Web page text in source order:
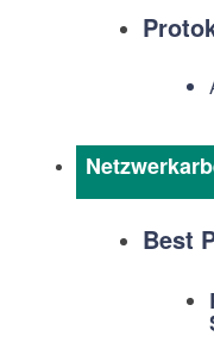
Best